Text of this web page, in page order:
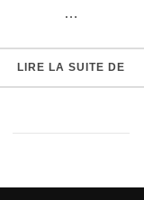
…
LIRE LA SUITE DE